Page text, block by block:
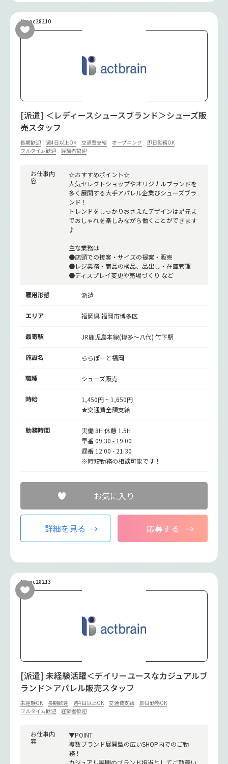
No.oc28210
[派遣] ＜レディースシュースブランド＞シューズ販
売スタッフ
長期歓迎 週4日以上OK 交通費支給 オープニング
即日勤務OK
フルタイム歓迎
経験者歓迎
お仕事内
容
☆おすすめポイント☆
人気セレクトショップやオリジナルブランドを
多く展開する大手アパレル企業びシューズブラ
ンド！
トレンドをしっかりおさえたデザインは足元ま
でおしゃれを楽しみながら働くことができます
♪
主な業務は…
●店頭での接客・サイズの提案・販売
●レジ業務・商品の検品、品出し・在庫管理
●ディスプレイ変更や売場づくり など
雇用形態 派遣
エリア 福岡県 福岡市博多区
最寄駅 JR鹿児島本線(博多～八代)竹下駅
施設名 ららぽーと福岡
職種 シューズ販売
時給
1,450円 ~ 1,650円
★交通費全額支給
勤務時間
実働 8H 休憩 1.5H
早番 09:30 - 19:00
遅番 12:00 - 21:30
※時短勤務の相談可能です！
お気に入り
詳細を見る 応募する
No.oc28213
[派遣] 未経験活躍＜デイリーユースなカジュアルブ
ランド＞アパレル販売スタッフ
未経験OK 長期歓迎 週4日以上OK 交通費支給
即日勤務OK
フルタイム歓迎
経験者歓迎
お仕事内
容
▼POINT
複数ブランド展開型の広いSHOP内でのご勤
務！
カジュアル展開のブランド担当としてご勤務い